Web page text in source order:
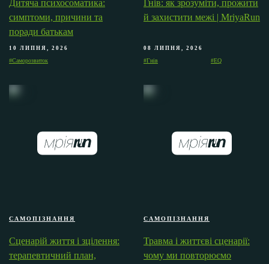
Дитяча психосоматика:
симптоми, причини та
поради батькам
10 ЛИПНЯ, 2026
#Саморозвиток
Гнів: як зрозуміти, прожити
й захистити межі | MriyaRun
08 ЛИПНЯ, 2026
#Гнів #EQ
САМОПІЗНАННЯ
Сценарій життя і зцілення:
терапевтичний план,
САМОПІЗНАННЯ
Травма і життєві сценарії:
чому ми повторюємо